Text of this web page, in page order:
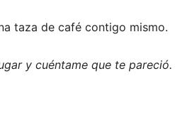
taza de café contigo mismo.
y cuéntame que te pareció.